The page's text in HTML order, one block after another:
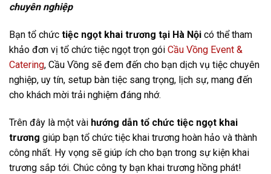
chuyên nghiệp
Bạn tổ chức tiệc ngọt khai trương tại Hà Nội có thể tham
khảo đơn vị tổ chức tiệc ngọt trọn gói Cầu Vồng Event &
Catering, Cầu Vồng sẽ đem đến cho bạn dịch vụ tiệc chuyên
nghiệp, uy tín, setup bàn tiệc sang trọng, lịch sự, mang đến
cho khách mời trải nghiệm đáng nhớ.
Trên đây là một vài hướng dẫn tổ chức tiệc ngọt khai
trương giúp bạn tổ chức tiệc khai trương hoàn hảo và thành
công nhất. Hy vọng sẽ giúp ích cho bạn trong sự kiện khai
trương sắp tới. Chúc công ty bạn khai trương hồng phát!